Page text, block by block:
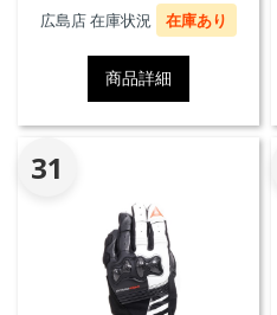
広島店 在庫状況 在庫あり
商品詳細
31